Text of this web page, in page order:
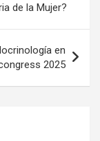
de la Mujer?
en
2025